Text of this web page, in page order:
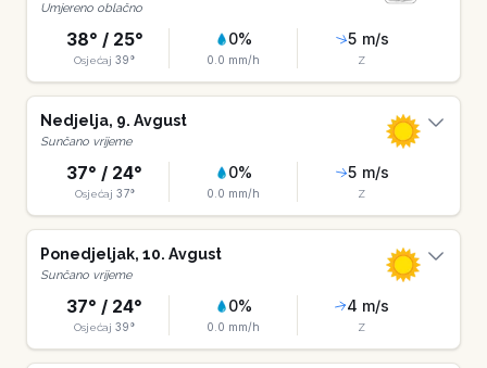
Umjereno oblačno
38° / 25°
Osjećaj 39°
0%
0.0 mm/h
5 m/s
Z
Nedjelja, 9. Avgust
Sunčano vrijeme
37° / 24°
Osjećaj 37°
0%
0.0 mm/h
5 m/s
Z
Ponedjeljak, 10. Avgust
Sunčano vrijeme
37° / 24°
Osjećaj 39°
0%
0.0 mm/h
4 m/s
Z